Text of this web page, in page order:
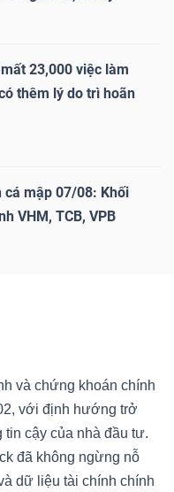
23,000 việc làm
thêm lý do trì hoãn
cá mập 07/08: Khối
VHM, TCB, VPB
và chứng khoán chính
với định hướng trở
cậy của nhà đầu tư.
đã không ngừng nỗ
dữ liệu tài chính chính